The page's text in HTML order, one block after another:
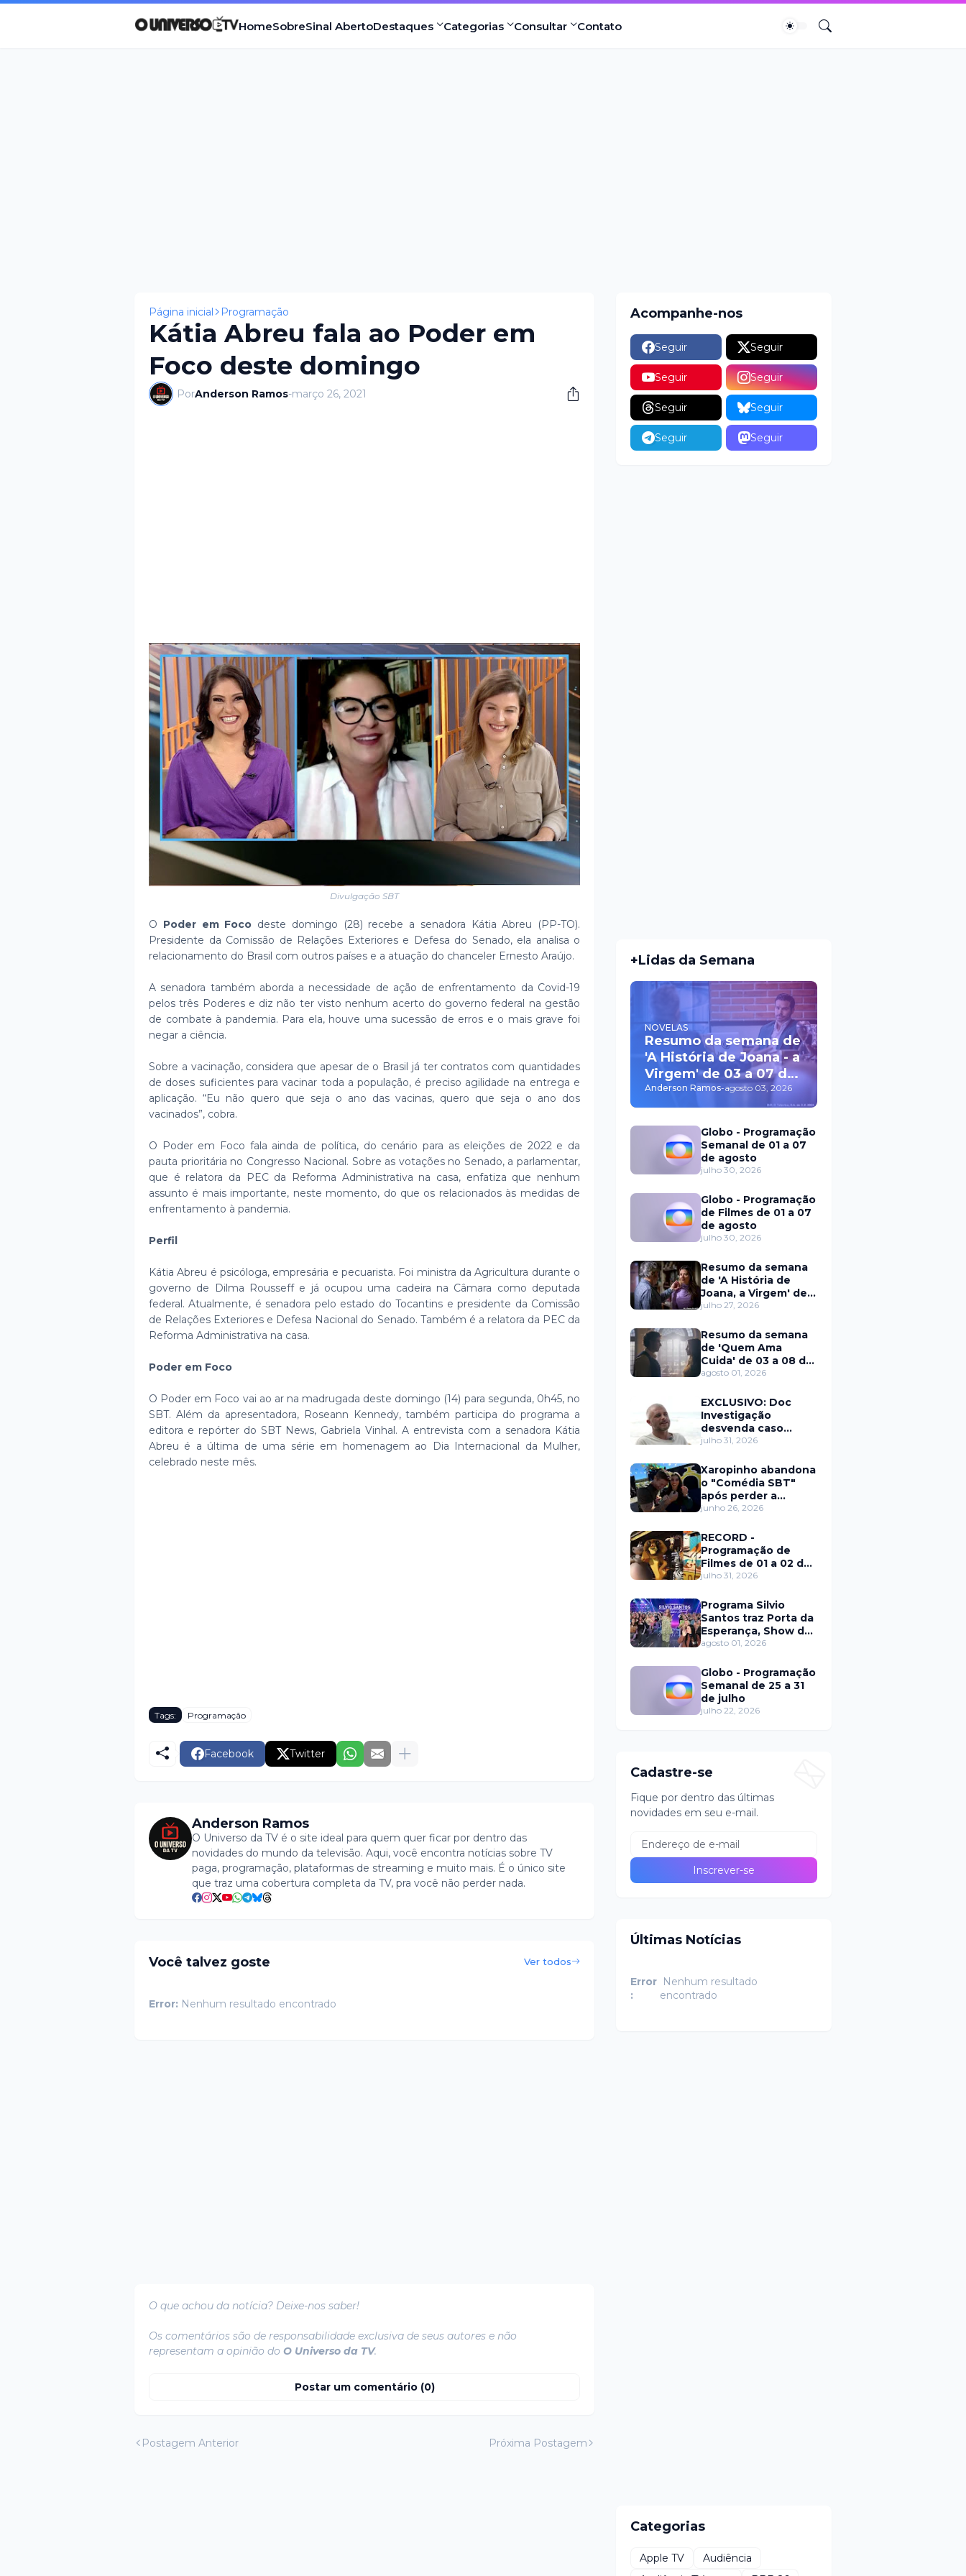
HomeSobreSinal AbertoDestaques Categorias Consultar Contato
Página inicial Programação
Kátia Abreu fala ao Poder em
Foco deste domingo
PorAnderson Ramos-março 26, 2021
Divulgação SBT
O Poder em Foco deste domingo (28) recebe a senadora Kátia Abreu (PP-TO).
Presidente da Comissão de Relações Exteriores e Defesa do Senado, ela analisa o
relacionamento do Brasil com outros países e a atuação do chanceler Ernesto Araújo.
A senadora também aborda a necessidade de ação de enfrentamento da Covid-19
pelos três Poderes e diz não ter visto nenhum acerto do governo federal na gestão
de combate à pandemia. Para ela, houve uma sucessão de erros e o mais grave foi
negar a ciência.
Sobre a vacinação, considera que apesar de o Brasil já ter contratos com quantidades
de doses suficientes para vacinar toda a população, é preciso agilidade na entrega e
aplicação. “Eu não quero que seja o ano das vacinas, quero que seja o ano dos
vacinados”, cobra.
O Poder em Foco fala ainda de política, do cenário para as eleições de 2022 e da
pauta prioritária no Congresso Nacional. Sobre as votações no Senado, a parlamentar,
que é relatora da PEC da Reforma Administrativa na casa, enfatiza que nenhum
assunto é mais importante, neste momento, do que os relacionados às medidas de
enfrentamento à pandemia.
Perfil
Kátia Abreu é psicóloga, empresária e pecuarista. Foi ministra da Agricultura durante o
governo de Dilma Rousseff e já ocupou uma cadeira na Câmara como deputada
federal. Atualmente, é senadora pelo estado do Tocantins e presidente da Comissão
de Relações Exteriores e Defesa Nacional do Senado. Também é a relatora da PEC da
Reforma Administrativa na casa.
Poder em Foco
O Poder em Foco vai ao ar na madrugada deste domingo (14) para segunda, 0h45, no
SBT. Além da apresentadora, Roseann Kennedy, também participa do programa a
editora e repórter do SBT News, Gabriela Vinhal. A entrevista com a senadora Kátia
Abreu é a última de uma série em homenagem ao Dia Internacional da Mulher,
celebrado neste mês.
Tags: Programação
Facebook Twitter
Anderson Ramos
O Universo da TV é o site ideal para quem quer ficar por dentro das
novidades do mundo da televisão. Aqui, você encontra notícias sobre TV
paga, programação, plataformas de streaming e muito mais. É o único site
que traz uma cobertura completa da TV, pra você não perder nada.
Você talvez goste Ver todos
Error: Nenhum resultado encontrado
O que achou da notícia? Deixe-nos saber!
Os comentários são de responsabilidade exclusiva de seus autores e não
representam a opinião do O Universo da TV.
Postar um comentário (0)
Postagem Anterior Próxima Postagem
Acompanhe-nos
Seguir Seguir
Seguir Seguir
Seguir Seguir
Seguir Seguir
+Lidas da Semana
NOVELAS
Resumo da semana de
'A História de Joana - a
Virgem' de 03 a 07 de
agosto
Anderson Ramos-agosto 03, 2026
Globo - Programação
Semanal de 01 a 07
de agosto
julho 30, 2026
Globo - Programação
de Filmes de 01 a 07
de agosto
julho 30, 2026
Resumo da semana
de 'A História de
Joana, a Virgem' de
27 a 31 de julho
julho 27, 2026
Resumo da semana
de 'Quem Ama
Cuida' de 03 a 08 de
agosto
agosto 01, 2026
EXCLUSIVO: Doc
Investigação
desvenda caso
Eduardo Martins e
trás de fraude
internacional
julho 31, 2026
Xaropinho abandona
o "Comédia SBT"
após perder a
paciência com Sarro
junho 26, 2026
RECORD -
Programação de
Filmes de 01 a 02 de
agosto
julho 31, 2026
Programa Silvio
Santos traz Porta da
Esperança, Show de
Calouros e Qual é a
domingo (2)
agosto 01, 2026
Globo - Programação
Semanal de 25 a 31
de julho
julho 22, 2026
Cadastre-se
Fique por dentro das últimas
novidades em seu e-mail.
Últimas Notícias
Error
:
Nenhum resultado
encontrado
Categorias
Apple TV
Audiência